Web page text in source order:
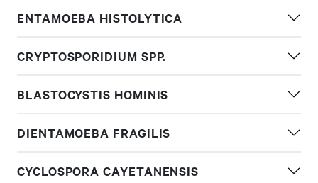
ENTAMOEBA HISTOLYTICA
CRYPTOSPORIDIUM SPP.
BLASTOCYSTIS HOMINIS
DIENTAMOEBA FRAGILIS
CYCLOSPORA CAYETANENSIS